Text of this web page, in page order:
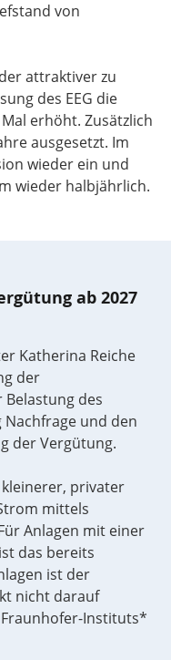
von
attraktiver zu
des EEG die
erhöht. Zusätzlich
ausgesetzt. Im
wieder ein und
wieder halbjährlich.
ab 2027
Katherina Reiche
der
des
und den
der Vergütung.
privater
mittels
Anlagen mit einer
das bereits
ist der
nicht darauf
Instituts*